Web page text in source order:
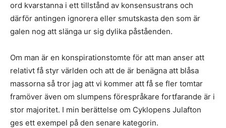
ord kvarstanna i ett tillstånd av konsensustrans och
därför antingen ignorera eller smutskasta den som är
galen nog att slänga ur sig dylika påståenden.
Om man är en konspirationstomte för att man anser att
relativt få styr världen och att de är benägna att blåsa
massorna så tror jag att vi kommer att få se fler tomtar
framöver även om slumpens förespråkare fortfarande är i
stor majoritet. I min berättelse om Cyklopens Julafton
ges ett exempel på den senare kategorin.